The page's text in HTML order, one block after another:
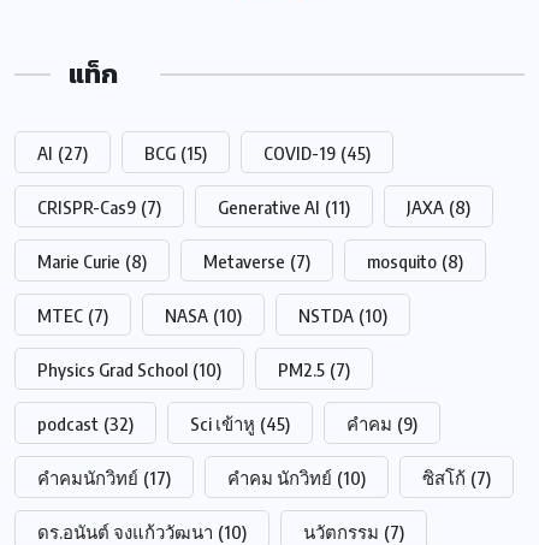
แท็ก
AI (27) BCG (15) COVID-19 (45)
CRISPR-Cas9 (7) Generative AI (11) JAXA (8)
Marie Curie (8) Metaverse (7) mosquito (8)
MTEC (7) NASA (10) NSTDA (10)
Physics Grad School (10) PM2.5 (7)
podcast (32) Sci เข้าหู (45) คำคม (9)
คำคมนักวิทย์ (17) คำคม นักวิทย์ (10) ซิสโก้ (7)
ดร.อนันต์ จงแก้ววัฒนา (10) นวัตกรรม (7)